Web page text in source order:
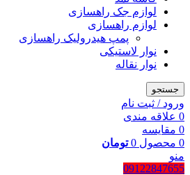
لوازم جک راهسازی
لوازم راهسازی
پمپ هیدرولیک راهسازی
نوار لاستیکی
نوار نقاله
جستجو
ورود / ثبت نام
0 علاقه مندی
0 مقایسه
0 محصول 0 تومان
منو
09122847655